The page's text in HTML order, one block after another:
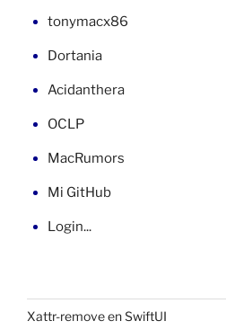
tonymacx86
Dortania
Acidanthera
OCLP
MacRumors
Mi GitHub
Login...
Xattr-remove en SwiftUI